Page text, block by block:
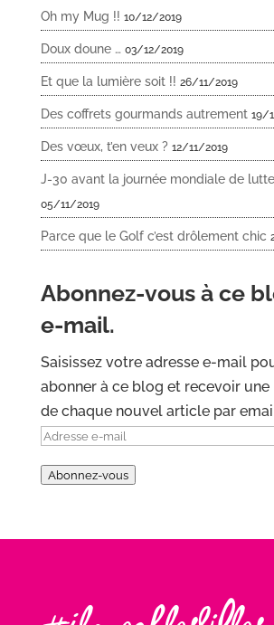
Oh my Mug !! 10/12/2019
Doux doune … 03/12/2019
Et que la lumière soit !! 26/11/2019
Des coffrets gourmands autrement 19/
Des vœux, t’en veux ? 12/11/2019
J-30 avant la journée mondiale de
05/11/2019
Parce que le Golf c’est drôlement chic
Abonnez-vous à ce
e-mail.
Saisissez votre adresse e-mail
abonner à ce blog et recevoir
de chaque nouvel article par
Adresse
mail
Abonnez-vous